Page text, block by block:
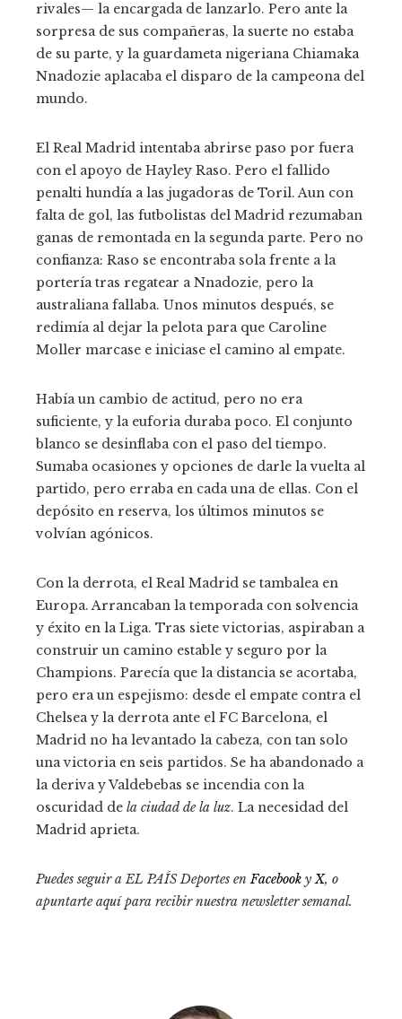
rivales— la encargada de lanzarlo. Pero ante la
sorpresa de sus compañeras, la suerte no estaba
de su parte, y la guardameta nigeriana Chiamaka
Nnadozie aplacaba el disparo de la campeona del
mundo.
El Real Madrid intentaba abrirse paso por fuera
con el apoyo de Hayley Raso. Pero el fallido
penalti hundía a las jugadoras de Toril. Aun con
falta de gol, las futbolistas del Madrid rezumaban
ganas de remontada en la segunda parte. Pero no
confianza: Raso se encontraba sola frente a la
portería tras regatear a Nnadozie, pero la
australiana fallaba. Unos minutos después, se
redimía al dejar la pelota para que Caroline
Moller marcase e iniciase el camino al empate.
Había un cambio de actitud, pero no era
suficiente, y la euforia duraba poco. El conjunto
blanco se desinflaba con el paso del tiempo.
Sumaba ocasiones y opciones de darle la vuelta al
partido, pero erraba en cada una de ellas. Con el
depósito en reserva, los últimos minutos se
volvían agónicos.
Con la derrota, el Real Madrid se tambalea en
Europa. Arrancaban la temporada con solvencia
y éxito en la Liga. Tras siete victorias, aspiraban a
construir un camino estable y seguro por la
Champions. Parecía que la distancia se acortaba,
pero era un espejismo: desde el empate contra el
Chelsea y la derrota ante el FC Barcelona, el
Madrid no ha levantado la cabeza, con tan solo
una victoria en seis partidos. Se ha abandonado a
la deriva y Valdebebas se incendia con la
oscuridad de la ciudad de la luz. La necesidad del
Madrid aprieta.
Puedes seguir a EL PAÍS Deportes enFacebook yX, o
apuntarte aquí para recibirnuestra newsletter semanal.